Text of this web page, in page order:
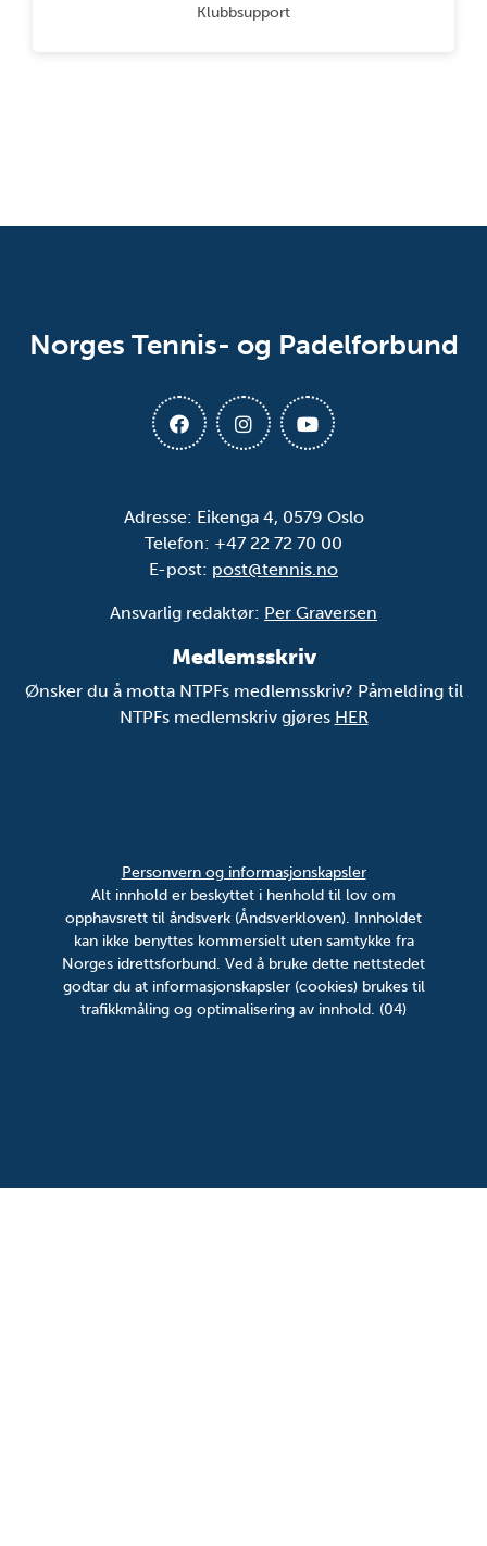
Klubbsupport
Norges Tennis- og Padelforbund
Adresse: Eikenga 4, 0579 Oslo
Telefon: +47 22 72 70 00
E-post: post@tennis.no
Ansvarlig redaktør: Per Graversen
Medlemsskriv
Ønsker du å motta NTPFs medlemsskriv? Påmelding til
NTPFs medlemskriv gjøres HER
Personvern og informasjonskapsler
Alt innhold er beskyttet i henhold til lov om
opphavsrett til åndsverk (Åndsverkloven). Innholdet
kan ikke benyttes kommersielt uten samtykke fra
Norges idrettsforbund. Ved å bruke dette nettstedet
godtar du at informasjonskapsler (cookies) brukes til
trafikkmåling og optimalisering av innhold. (04)